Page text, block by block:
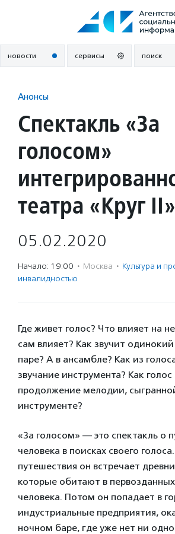
новости сервисы поиск
Анонсы
Спектакль «За
голосом»
театра «Круг II»
05.02.2020
Начало: 19:00 · Москва · Культура и
инвалидностью
Где живет голос? Что влияет на
сам влияет? Как звучит
паре? А в ансамбле? Как из
звучание инструмента? Как
продолжение мелодии,
инструменте?
«За голосом» — это спектакль о
человека в поисках своего
путешествия он встречает
которые обитают в первозданных
человека. Потом он попадает в
индустриальные предприятия,
ночном баре, где уже нет ни